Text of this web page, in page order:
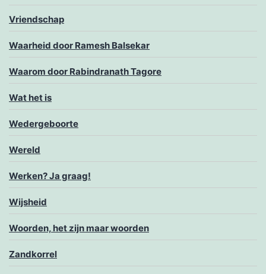
Vriendschap
Waarheid door Ramesh Balsekar
Waarom door Rabindranath Tagore
Wat het is
Wedergeboorte
Wereld
Werken? Ja graag!
Wijsheid
Woorden, het zijn maar woorden
Zandkorrel